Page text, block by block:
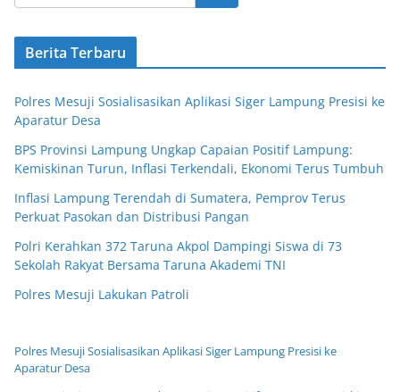
Berita Terbaru
Polres Mesuji Sosialisasikan Aplikasi Siger Lampung Presisi ke
Aparatur Desa
BPS Provinsi Lampung Ungkap Capaian Positif Lampung:
Kemiskinan Turun, Inflasi Terkendali, Ekonomi Terus Tumbuh
Inflasi Lampung Terendah di Sumatera, Pemprov Terus
Perkuat Pasokan dan Distribusi Pangan
Polri Kerahkan 372 Taruna Akpol Dampingi Siswa di 73
Sekolah Rakyat Bersama Taruna Akademi TNI
Polres Mesuji Lakukan Patroli
Polres Mesuji Sosialisasikan Aplikasi Siger Lampung Presisi ke
Aparatur Desa